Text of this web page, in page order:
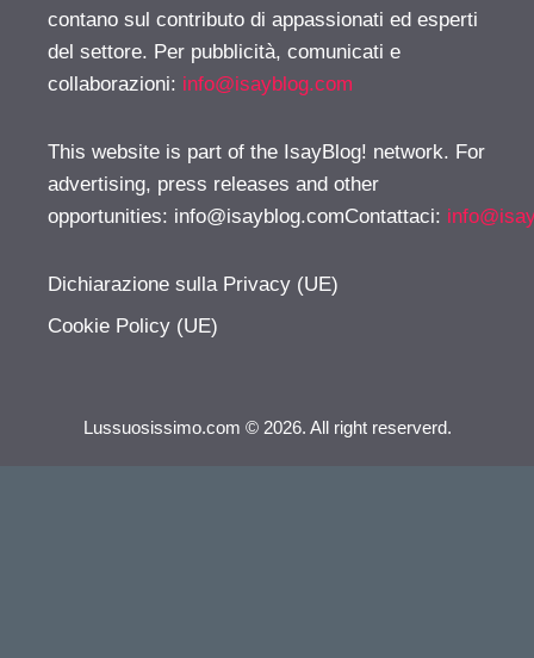
contano sul contributo di appassionati ed esperti
del settore. Per pubblicità, comunicati e
collaborazioni: info@isayblog.com
This website is part of the IsayBlog! network. For
advertising, press releases and other
opportunities: info@isayblog.comContattaci:
Dichiarazione sulla Privacy (UE)
Cookie Policy (UE)
Lussuosissimo.com © 2026. All right reserverd.